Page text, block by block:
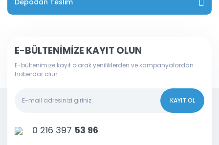
Depodan Teslim
E-BÜLTENİMİZE KAYIT OLUN
E-bültenimize kayıt olarak yeniliklerden ve kampanyalardan
haberdar olun
KAYIT OL
0 216 397 53 96